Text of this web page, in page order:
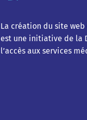
La création du site web
est une initiative de la
l’accès aux services